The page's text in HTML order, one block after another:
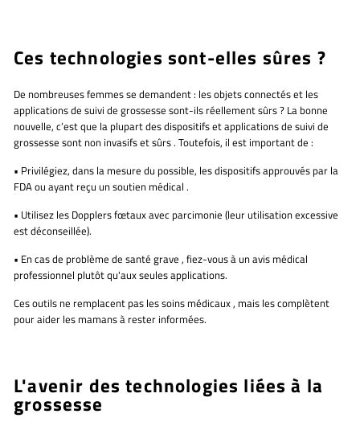
Ces technologies sont-elles sûres ?
De nombreuses femmes se demandent : les objets connectés et les
applications de suivi de grossesse sont-ils réellement sûrs ? La bonne
nouvelle, c’est que la plupart des dispositifs et applications de suivi de
grossesse sont non invasifs et sûrs. Toutefois, il est important de :
• Privilégiez, dans la mesure du possible, les dispositifs approuvés par la
FDA ou ayant reçu un soutien médical .
• Utilisez les Dopplers fœtaux avec parcimonie (leur utilisation excessive
est déconseillée).
• En cas de problème de santé grave , fiez-vous à un avis médical
professionnel plutôt qu'aux seules applications.
Ces outils ne remplacent pas les soins médicaux, mais les complètent
pour aider les mamans à rester informées.
L'avenir des technologies liées à la
grossesse